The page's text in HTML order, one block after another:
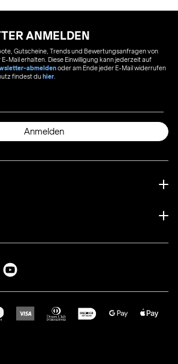
ANMELDEN
Gutscheine, Trends und Bewertungsanfragen von
Mail erhalten. Diese Einwilligung kann jederzeit auf
abmeldenoder am Ende jeder E-Mail widerrufen
findest duhier
Anmelden